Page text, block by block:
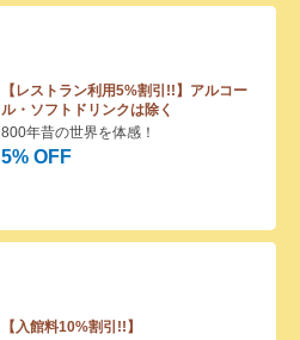
【レストラン利用5%割引!!】アルコー
ル・ソフトドリンクは除く
5% OFF
800年昔の世界を体感！
【入館料10%割引!!】